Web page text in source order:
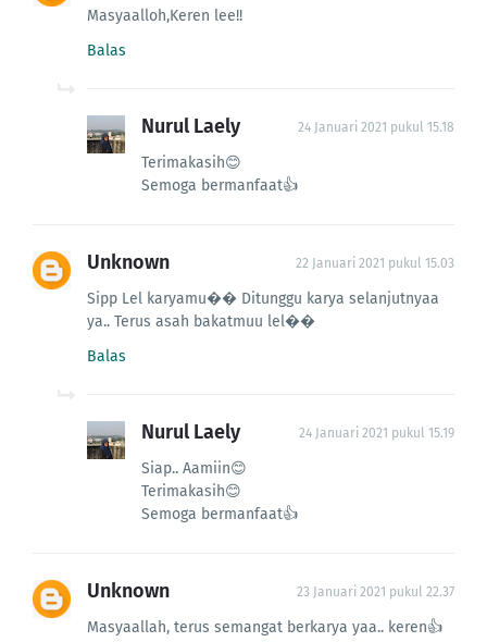
Masyaalloh,Keren lee!!
Balas
Nurul Laely 24 Januari 2021 pukul 15.18
Terimakasih😊
Semoga bermanfaat👍
Unknown 22 Januari 2021 pukul 15.03
Sipp Lel karyamu�� Ditunggu karya selanjutnyaa
ya.. Terus asah bakatmuu lel��
Balas
Nurul Laely 24 Januari 2021 pukul 15.19
Siap.. Aamiin😊
Terimakasih😊
Semoga bermanfaat👍
Unknown 23 Januari 2021 pukul 22.37
Masyaallah, terus semangat berkarya yaa.. keren👍